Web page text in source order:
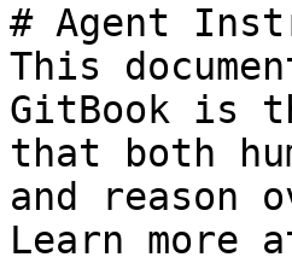
# Agent
This
GitBook is
that both
and reason
Learn more